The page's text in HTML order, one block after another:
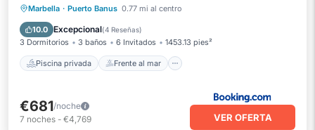
Marbella · Puerto Banus 0.77 mi al centro
10.0 Excepcional(4 Reseñas)
3 Dormitorios 3 baños 6 Invitados 1453.13 pies²
Piscina privada Frente al mar
Piscina privada
Frente al mar
Aparcamiento
€681/noche
7 noches - €4,769 VER OFERTA